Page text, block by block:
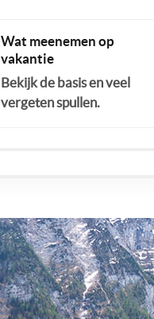
Wat meenemen op
vakantie
Bekijk de basis en veel
vergeten spullen.